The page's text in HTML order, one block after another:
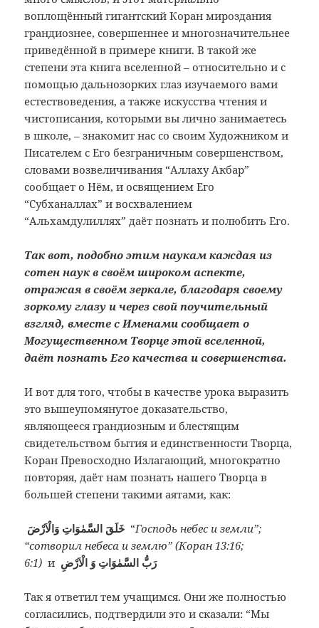
воплощённый гигантский Коран мироздания
грандиознее, совершеннее и многозначительнее
приведённой в примере книги. В такой же
степени эта книга вселенной – относительно и с
помощью дальнозорких глаз изучаемого вами
естествоведения, а также искусства чтения и
чистописания, которыми вы лично занимаетесь
в школе, – знакомит нас со своим Художником и
Писателем с Его безграничным совершенством,
словами возвеличивания “Аллаху Акбар”
сообщает о Нём, и освящением Его
“Субханаллах” и восхвалением
“Альхамдулиллях” даёт познать и полюбить Его.
Так вот, подобно этим наукам каждая из
сотен наук в своём широком аспекте,
отражая в своём зеркале, благодаря своему
зоркому глазу и через свой поучительный
взгляд, вместе с Именами сообщает о
Могущественном Творце этой вселенной,
даёт познать Его качества и совершенства.
И вот для того, чтобы в качестве урока выразить
это вышеупомянутое доказательство,
являющееся грандиозным и блестящим
свидетельством бытия и единственности Творца,
Коран Превосходно Излагающий, многократно
повторяя, даёт нам познать нашего Творца в
большей степени такими аятами, как:
“Господь небес и земли”;
“сотворил небеса и землю” (Коран 13:16;
6:1)и رَبُّ السَّمٰوَاتِ وَ الْاَرْضِ
Так я ответил тем учащимся. Они же полностью
согласились, подтвердили это и сказали: “Мы